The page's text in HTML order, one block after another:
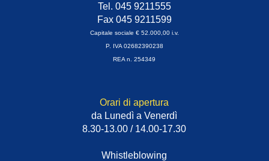
Tel. 045 9211555
Fax 045 9211599
Capitale sociale € 52.000,00 i.v.
P. IVA 02682390238
REA n. 254349
Orari di apertura
da Lunedì a Venerdì
8.30-13.00 / 14.00-17.30
Whistleblowing